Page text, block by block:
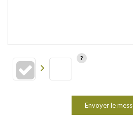
Envoyer le